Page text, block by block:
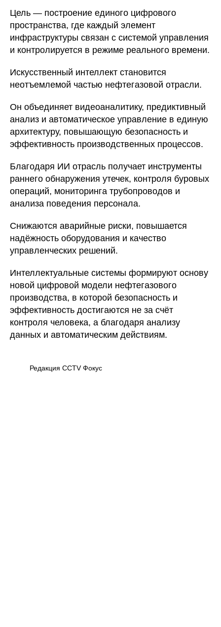
Цель — построение единого цифрового
пространства, где каждый элемент
инфраструктуры связан с системой управления
и контролируется в режиме реального времени.
Искусственный интеллект становится
неотъемлемой частью нефтегазовой отрасли.
Он объединяет видеоаналитику, предиктивный
анализ и автоматическое управление в единую
архитектуру, повышающую безопасность и
эффективность производственных процессов.
Благодаря ИИ отрасль получает инструменты
раннего обнаружения утечек, контроля буровых
операций, мониторинга трубопроводов и
анализа поведения персонала.
Снижаются аварийные риски, повышается
надёжность оборудования и качество
управленческих решений.
Интеллектуальные системы формируют основу
новой цифровой модели нефтегазового
производства, в которой безопасность и
эффективность достигаются не за счёт
контроля человека, а благодаря анализу
данных и автоматическим действиям.
Редакция CCTV Фокус